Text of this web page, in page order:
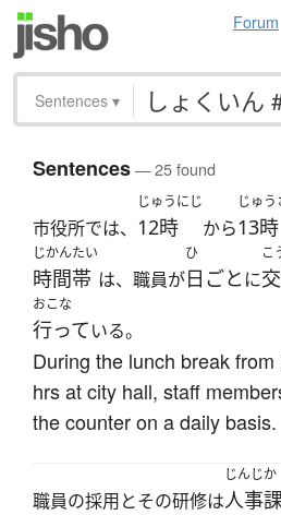
Forum
Sentences ▾
Sentences— 25 found
市役所では、
じゅうにじ
12時 から
じゅう
13時
じかんたい
時間帯 は、職員が
ひ
日ごとに
こ
おこな
行っている。
During the lunch break
hrs at city hall, staff
the counter on a daily basis.
職員の採用とその研修は
じんじか
人事